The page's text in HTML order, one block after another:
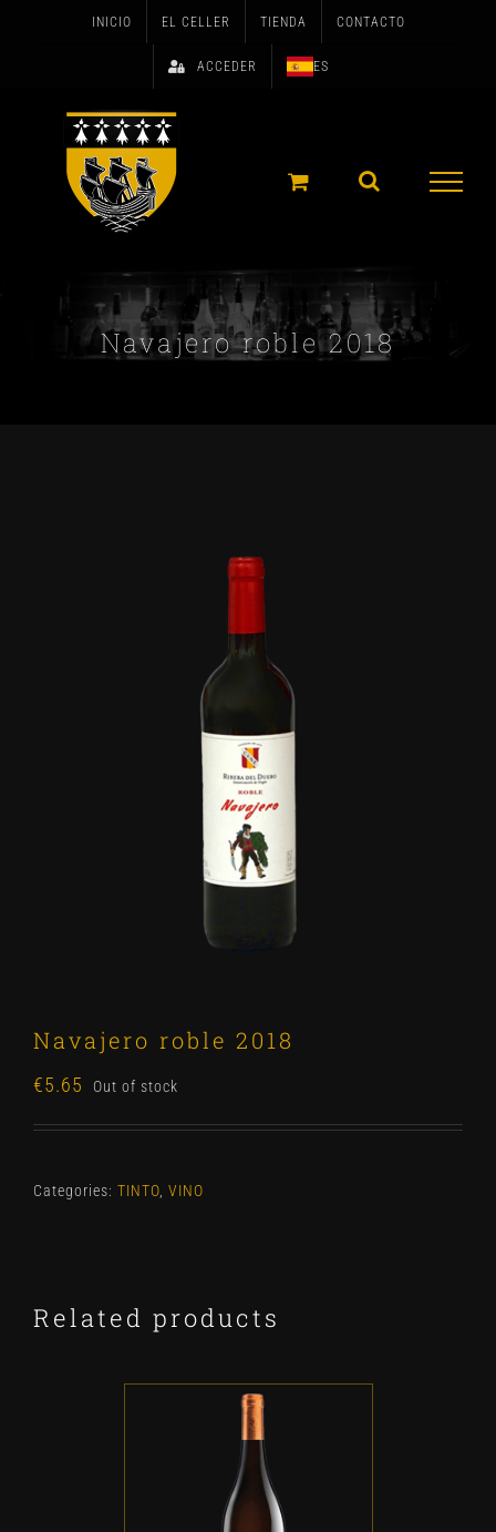
INICIO EL CELLER TIENDA CONTACTO
ACCEDER ES
Navajero roble 2018
Navajero roble 2018
€5.65 Out of stock
Categories: TINTO VINO
Related products
ADD TO CART DETALLES